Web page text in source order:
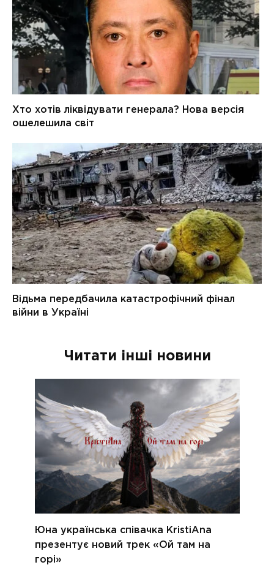
Читати інші новини
Юна українська співачка KristiAna
презентує новий трек «Ой там на
горі»